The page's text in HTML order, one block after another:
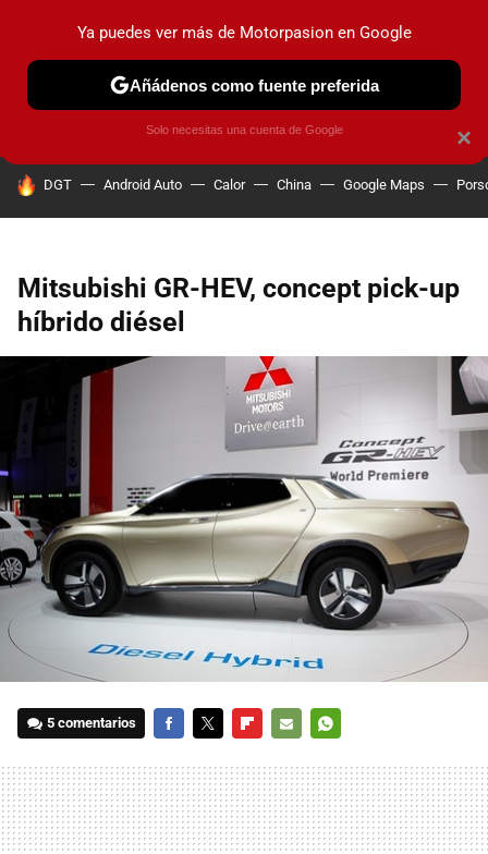
PRUEBAS COCHES ELÉCTRICOS OBSERVATORIO
HOY SE HABLA DE
DGT Android Auto Calor China Google Maps
Mitsubishi GR-HEV, concept pick-up
híbrido diésel
5 comentarios
MAIL
×
Ya puedes ver más de Motorpasion en Google
Añádenos como fuente preferida
Solo necesitas una cuenta de Google